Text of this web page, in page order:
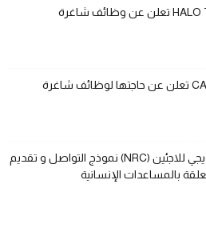
المجلس النرويجي للاجئين (NRC) نموذج التواصل و تقديم
بالمساعدات الإنسانية